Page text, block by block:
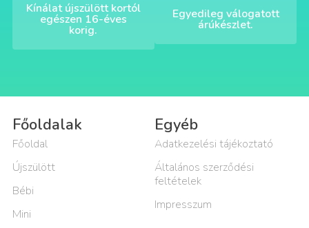
Kínálat újszülött kortól
egészen 16-éves
korig.
Egyedileg válogatott
árúkészlet.
Főoldalak
Főoldal
Újszülött
Bébi
Mini
Egyéb
Adatkezelési tájékoztató
Általános szerződési
feltételek
Impresszum